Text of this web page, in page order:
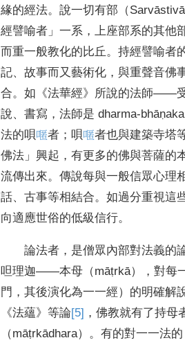
緣的經法。說一切有部（
經譬喻者 」一系 ，上座部系的其他
而重一般教化的比丘。持經譬喻者
記、故事而又藝術化 ，與重聲音佛
合。如 《法華經》 所說的法師——
說、書寫 ，法師是dharma-bhāṇaka
法的唄𠽋者 ；唄𠽋者也與建築寺塔
佛法 」興起 ，有更多的佛與菩薩的
流傳出來。傳說每與一般信眾心理
話、古事等相結合。如過分重視這
向適應世俗的低級信行。
論法者 ， 是僧眾內部對法義的
呾理迦——本母（māṭrkā） ，對每
門 ，其後演化為一一經）的明確解
《法蘊》等論[5] ，佛教就有了持母
（māṭrkādhara） 。有的對一一法的